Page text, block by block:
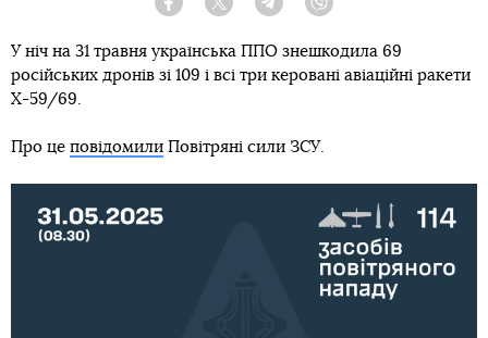
Facebook Twitter Telegram
У ніч на 31 травня українська ППО знешкодила 69
російських дронів зі 109 і всі три керовані авіаційні ракети
Х-59/69.
Про це повідомили Повітряні сили ЗСУ.